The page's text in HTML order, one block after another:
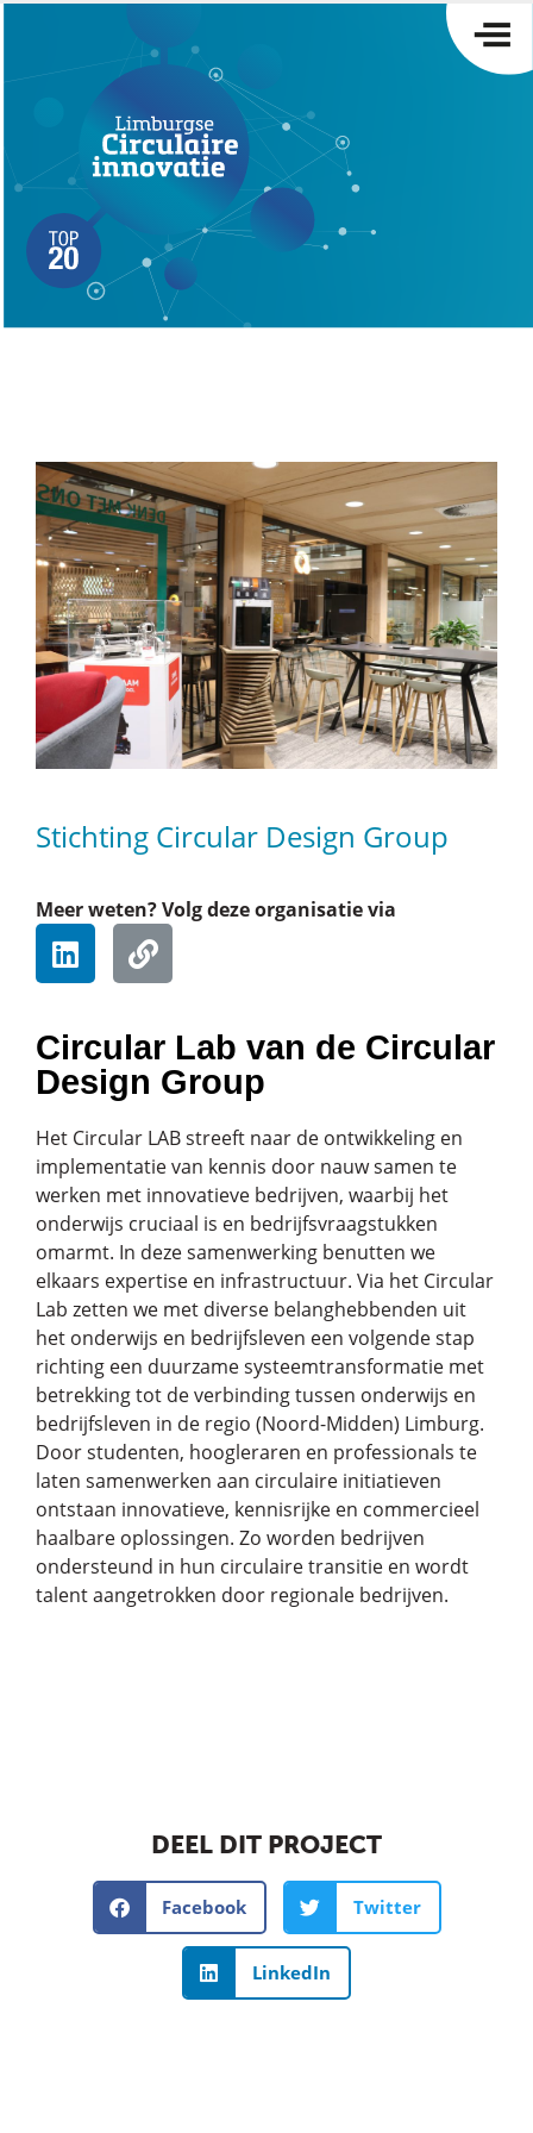
Stichting Circular Design Group
Meer weten? Volg deze organisatie via
Circular Lab van de Circular
Design Group
Het Circular LAB streeft naar de ontwikkeling en
implementatie van kennis door nauw samen te
werken met innovatieve bedrijven, waarbij het
onderwijs cruciaal is en bedrijfsvraagstukken
omarmt. In deze samenwerking benutten we
elkaars expertise en infrastructuur. Via het Circular
Lab zetten we met diverse belanghebbenden uit
het onderwijs en bedrijfsleven een volgende stap
richting een duurzame systeemtransformatie met
betrekking tot de verbinding tussen onderwijs en
bedrijfsleven in de regio (Noord-Midden) Limburg.
Door studenten, hoogleraren en professionals te
laten samenwerken aan circulaire initiatieven
ontstaan innovatieve, kennisrijke en commercieel
haalbare oplossingen. Zo worden bedrijven
ondersteund in hun circulaire transitie en wordt
talent aangetrokken door regionale bedrijven.
DEEL DIT PROJECT
Facebook Twitter
LinkedIn